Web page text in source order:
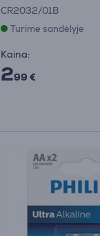
CR2032/01B
Turime sandėlyje
Kaina:
299 €